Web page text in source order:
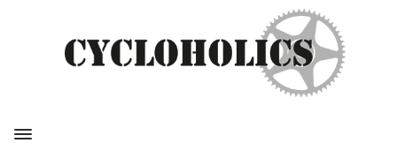
Toggle navigation